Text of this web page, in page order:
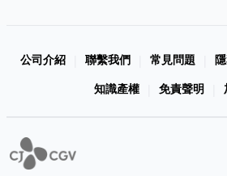
公司介紹 聯繫我們 常見問題
知識產權
免責聲明